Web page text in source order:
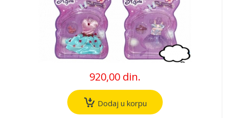
920,00 din.
Dodaj u korpu